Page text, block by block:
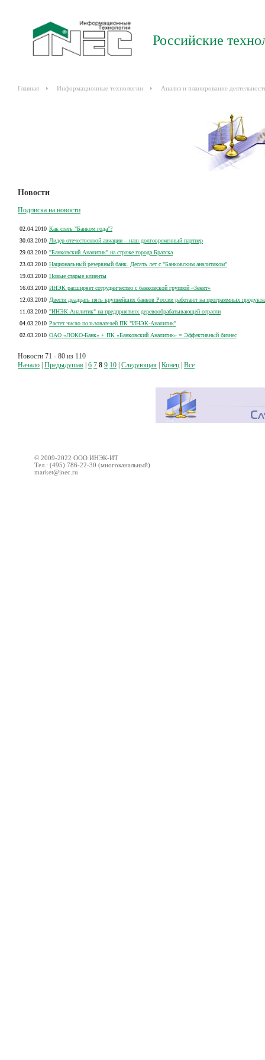
Российские
Главная Информационные технологии Анализ и планирование
Новости
Подписка на новости
02.04.2010 Как стать "Банком года"?
30.03.2010 Лидер отечественной авиации – наш долговременный партнер
29.03.2010 "Банковский Аналитик" на страже города Братска
23.03.2010 Национальный резервный банк. Десять лет с "Банковским аналитиком"
19.03.2010 Новые старые клиенты
16.03.2010 ИНЭК расширяет сотрудничество с банковской группой «Зенит»
12.03.2010 Двести двадцать пять крупнейших банков России работают на программных
11.03.2010 "ИНЭК-Аналитик" на предприятиях деревообрабатывающей отрасли
04.03.2010 Растет число пользователей ПК "ИНЭК-Аналитик"
02.03.2010 ОАО «ЛОКО-Банк» + ПК «Банковский Аналитик» = Эффективный бизнес
Новости 71 - 80 из 110
Начало Предыдушая 6 7 8 9 10 Следующая Конец Все
© 2009-2022 ООО ИНЭК-ИТ
Тел.: (495) 786-22-30 (многоканальный)
market@inec.ru